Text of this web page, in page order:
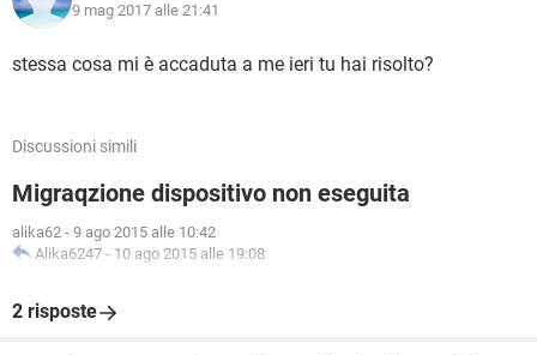
9 mag 2017 alle 21:41
stessa cosa mi è accaduta a me ieri tu hai risolto?
Discussioni simili
Migraqzione dispositivo non eseguita
alika62 - 9 ago 2015 alle 10:42
Alika6247 - 10 ago 2015 alle 19:08
2 risposte